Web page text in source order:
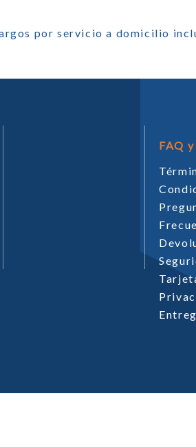
por servicio a domicilio
FAQ